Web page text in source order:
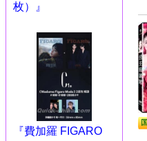
枚）』
『費加羅 FIGARO